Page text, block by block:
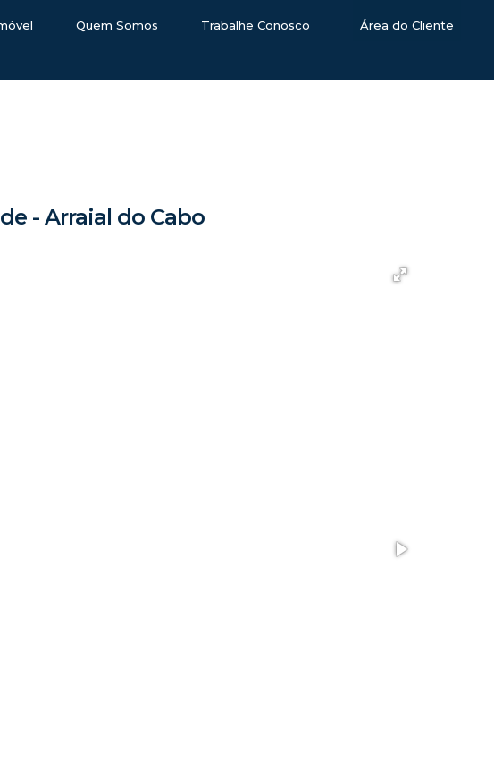
Quem Somos Trabalhe Conosco Área do Cliente
- Arraial do Cabo